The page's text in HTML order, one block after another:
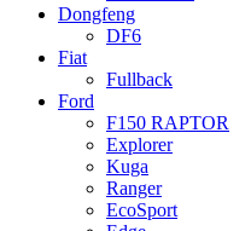
Dongfeng
DF6
Fiat
Fullback
Ford
F150 RAPTOR
Explorer
Kuga
Ranger
EcoSport